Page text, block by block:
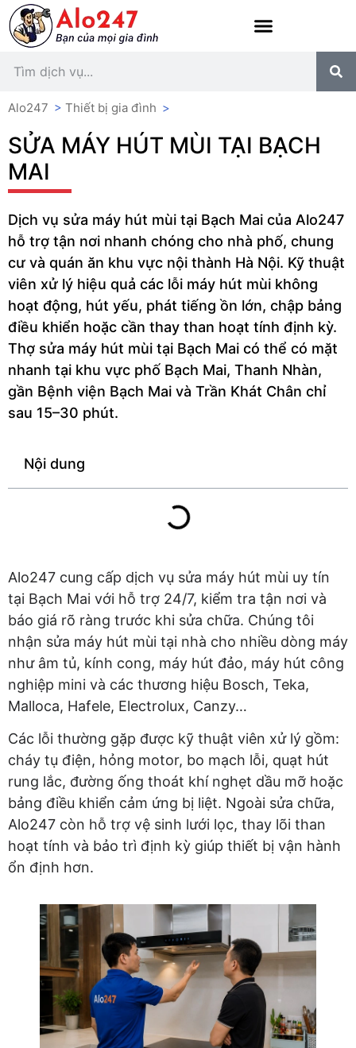
Alo247 > Thiết bị gia đình >
SỬA MÁY HÚT MÙI TẠI BẠCH
MAI
Dịch vụ sửa máy hút mùi tại Bạch Mai của Alo247
hỗ trợ tận nơi nhanh chóng cho nhà phố, chung
cư và quán ăn khu vực nội thành Hà Nội. Kỹ thuật
viên xử lý hiệu quả các lỗi máy hút mùi không
hoạt động, hút yếu, phát tiếng ồn lớn, chập bảng
điều khiển hoặc cần thay than hoạt tính định kỳ.
Thợ sửa máy hút mùi tại Bạch Mai có thể có mặt
nhanh tại khu vực phố Bạch Mai, Thanh Nhàn,
gần Bệnh viện Bạch Mai và Trần Khát Chân chỉ
sau 15–30 phút.
Nội dung
Alo247 cung cấp dịch vụ sửa máy hút mùi uy tín
tại Bạch Mai với hỗ trợ 24/7, kiểm tra tận nơi và
báo giá rõ ràng trước khi sửa chữa. Chúng tôi
nhận sửa máy hút mùi tại nhà cho nhiều dòng máy
như âm tủ, kính cong, máy hút đảo, máy hút công
nghiệp mini và các thương hiệu Bosch, Teka,
Malloca, Hafele, Electrolux, Canzy…
Các lỗi thường gặp được kỹ thuật viên xử lý gồm:
cháy tụ điện, hỏng motor, bo mạch lỗi, quạt hút
rung lắc, đường ống thoát khí nghẹt dầu mỡ hoặc
bảng điều khiển cảm ứng bị liệt. Ngoài sửa chữa,
Alo247 còn hỗ trợ vệ sinh lưới lọc, thay lõi than
hoạt tính và bảo trì định kỳ giúp thiết bị vận hành
ổn định hơn.